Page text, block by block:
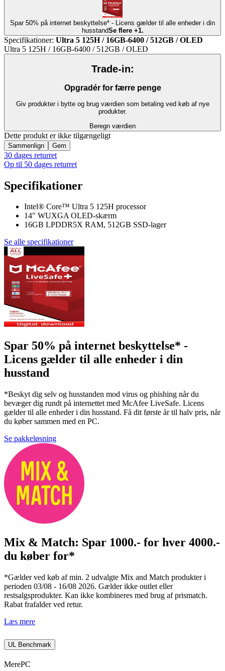
Spar 50% på internet beskyttelse* - Licens gælder til alle enheder i din
husstandSe flere +1.
Specifikationer: Ultra 5 125H / 16GB-6400 / 512GB / OLED
Ultra 5 125H / 16GB-6400 / 512GB / OLED
Trade-in:
Opgradér for færre penge
Giv produkter i bytte og brug værdien som betaling ved køb af nye
produkter.
Beregn værdien
Dette produkt er ikke tilgængeligt
Sammenlign Gem
30 dages returret
Op til 50 dages returret
Specifikationer
Intel® Core™ Ultra 5 125H processor
14" WUXGA OLED-skærm
16GB LPDDR5X RAM, 512GB SSD-lager
Se alle specifikationer
Spar 50% på internet beskyttelse* -
Licens gælder til alle enheder i din
husstand
*Beskyt dig selv og husstanden mod virus og phishing når du
bevæger dig rundt på internettet med McAfee LiveSafe. Licens
gælder til alle enheder i din husstand. Få dit første år til halv pris, når
du køber sammen med en PC.
Se pakkeløsning
Mix & Match: Spar 1000.- for hver 4000.-
du køber for*
*Gælder ved køb af min. 2 udvalgte Mix and Match produkter i
perioden 03/08 - 16/08 2026. Gælder ikke outlet eller
restsalgsprodukter. Kan ikke kombineres med brug af prismatch.
Rabat frafalder ved retur.
Læs mere
UL Benchmark
MerePC